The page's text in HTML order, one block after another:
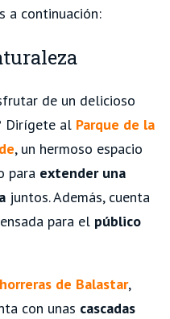
a continuación:
de un delicioso
Dirígete al Parque de la
, un hermoso espacio
para extender una
juntos. Además, cuenta
para el público
de Balastar,
con unas cascadas